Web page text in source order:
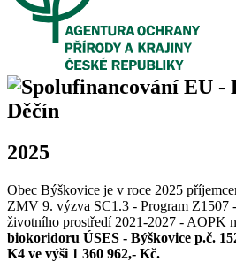
2025
Obec Býškovice je v roce 2025
ZMV 9. výzva SC1.3 - Program Z1507
životního prostředí 2021-2027 - AOPK
biokoridoru ÚSES - Býškovice p.č.
K4 ve výši 1 360 962,- Kč.